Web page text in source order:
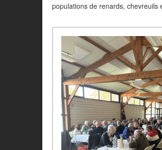
populations de renards,